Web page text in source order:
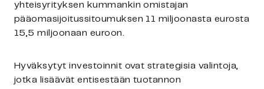
yhteisyrityksen kummankin omistajan
pääomasijoitussitoumuksen 11 miljoonasta eurosta
15,5 miljoonaan euroon.
Hyväksytyt investoinnit ovat strategisia valintoja,
jotka lisäävät entisestään tuotannon